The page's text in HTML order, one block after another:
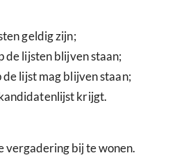
geldig zijn;
de lijsten blijven staan;
lijst mag blijven staan;
krijgt.
vergadering bij te wonen.